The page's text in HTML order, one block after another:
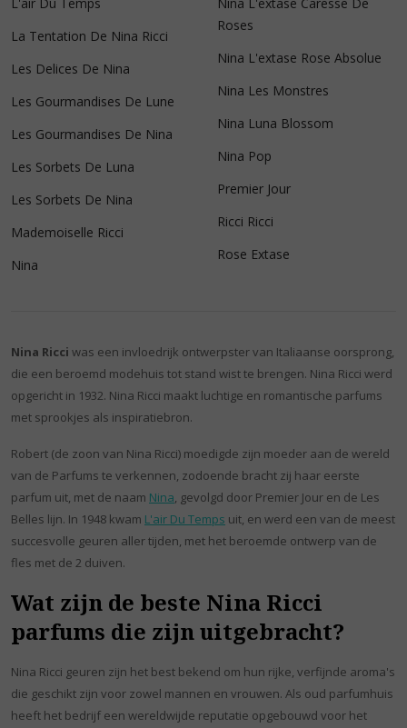
La Tentation De Nina Ricci
Les Delices De Nina
Les Gourmandises De Lune
Les Gourmandises De Nina
Les Sorbets De Luna
Les Sorbets De Nina
Mademoiselle Ricci
Nina
Roses
Nina L'extase Rose Absolue
Nina Les Monstres
Nina Luna Blossom
Nina Pop
Premier Jour
Ricci Ricci
Rose Extase
Nina Ricci was een invloedrijk ontwerpster van Italiaanse oorsprong,
die een beroemd modehuis tot stand wist te brengen. Nina Ricci werd
opgericht in 1932. Nina Ricci maakt luchtige en romantische parfums
met sprookjes als inspiratiebron.
Robert (de zoon van Nina Ricci) moedigde zijn moeder aan de wereld
van de Parfums te verkennen, zodoende bracht zij haar eerste
parfum uit, met de naam Nina, gevolgd door Premier Jour en de Les
Belles lijn. In 1948 kwam L'air Du Temps uit, en werd een van de meest
succesvolle geuren aller tijden, met het beroemde ontwerp van de
fles met de 2 duiven.
Wat zijn de beste Nina Ricci
parfums die zijn uitgebracht?
Nina Ricci geuren zijn het best bekend om hun rijke, verfijnde aroma's
die geschikt zijn voor zowel mannen en vrouwen. Als oud parfumhuis
heeft het bedrijf een wereldwijde reputatie opgebouwd voor het